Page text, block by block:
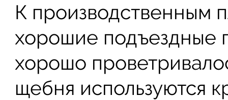
К производственным
хорошие подъездные
хорошо
щебня используются